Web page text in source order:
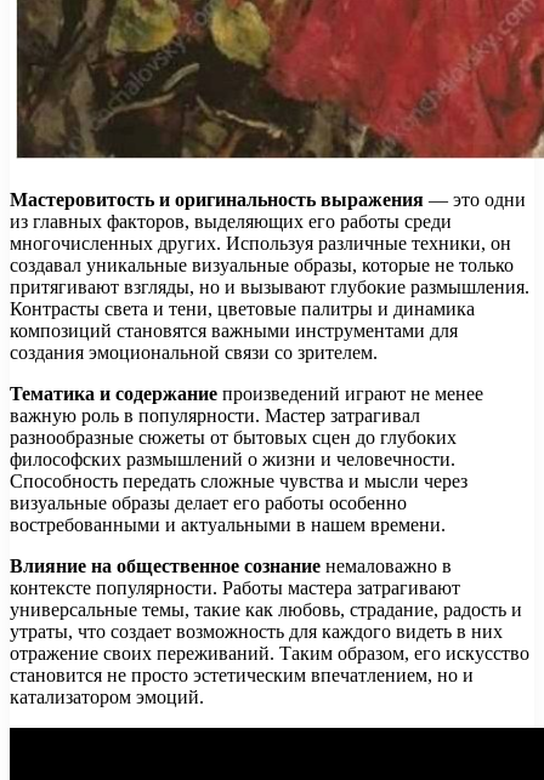
Мастеровитость и оригинальность выражения — это одни
из главных факторов, выделяющих его работы среди
многочисленных других. Используя различные техники, он
создавал уникальные визуальные образы, которые не только
притягивают взгляды, но и вызывают глубокие размышления.
Контрасты света и тени, цветовые палитры и динамика
композиций становятся важными инструментами для
создания эмоциональной связи со зрителем.
Тематика и содержание произведений играют не менее
важную роль в популярности. Мастер затрагивал
разнообразные сюжеты от бытовых сцен до глубоких
философских размышлений о жизни и человечности.
Способность передать сложные чувства и мысли через
визуальные образы делает его работы особенно
востребованными и актуальными в нашем времени.
Влияние на общественное сознание немаловажно в
контексте популярности. Работы мастера затрагивают
универсальные темы, такие как любовь, страдание, радость и
утраты, что создает возможность для каждого видеть в них
отражение своих переживаний. Таким образом, его искусство
становится не просто эстетическим впечатлением, но и
катализатором эмоций.